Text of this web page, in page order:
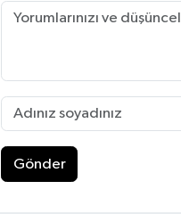
Gönder